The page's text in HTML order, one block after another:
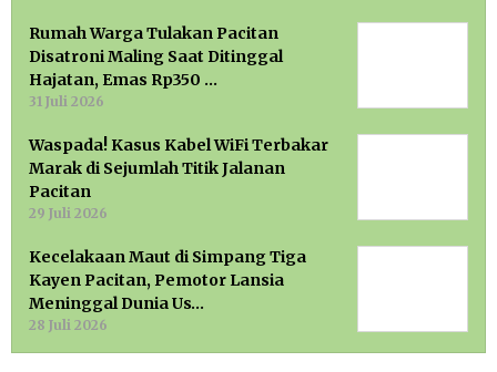
Rumah Warga Tulakan Pacitan
Disatroni Maling Saat Ditinggal
Hajatan, Emas Rp350 …
31 Juli 2026
Waspada! Kasus Kabel WiFi Terbakar
Marak di Sejumlah Titik Jalanan
Pacitan
29 Juli 2026
Kecelakaan Maut di Simpang Tiga
Kayen Pacitan, Pemotor Lansia
Meninggal Dunia Us…
28 Juli 2026